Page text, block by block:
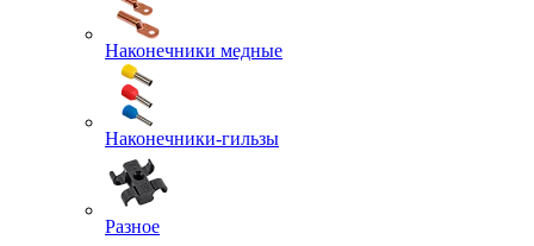
Наконечники медные
Наконечники-гильзы
Разное